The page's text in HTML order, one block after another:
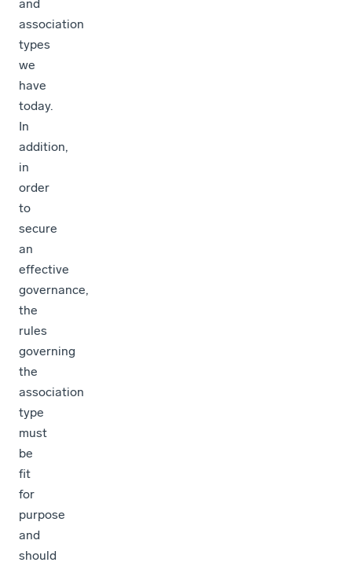
and
association
types
we
have
today.
In
addition,
in
order
to
secure
an
effective
governance,
the
rules
governing
the
association
type
must
be
fit
for
purpose
and
should